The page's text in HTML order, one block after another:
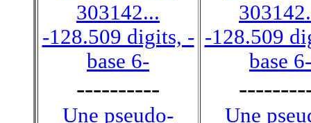
303142...
-128.509 digits, -
base 6-
----------
Une pseudo-
-128.509
base 6-
Une